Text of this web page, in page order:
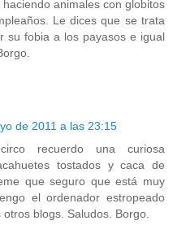
animales con globitos
Le dices que se trata
su fobia a los payasos e igual
de 2011 a las 23:15
recuerdo una curiosa
tostados y caca de
que seguro que está muy
el ordenador estropeado
blogs. Saludos. Borgo.